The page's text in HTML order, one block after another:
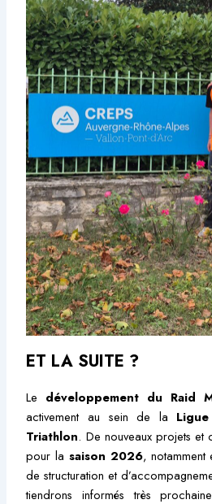
ET LA SUITE ?
Le développement du Raid
activement au sein de la
Triathlon. De nouveaux projets et
pour la saison 2026, notamment
de structuration et
tiendrons informés très